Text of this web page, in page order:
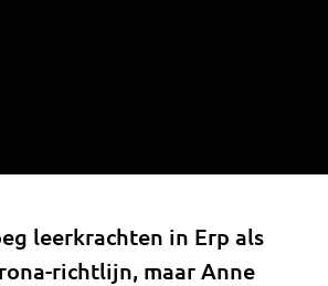
leerkrachten in Erp als
richtlijn, maar Anne